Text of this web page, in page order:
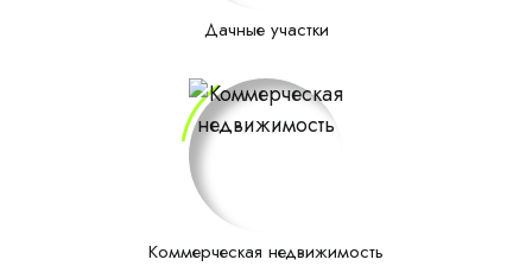
Дачные участки
Коммерческая недвижимость